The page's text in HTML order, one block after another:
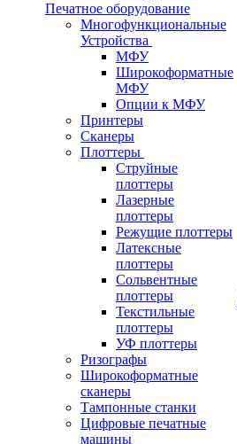
Печатное оборудование
Многофункциональные
Устройства
МФУ
Широкоформатные
МФУ
Опции к МФУ
Принтеры
Сканеры
Плоттеры
Струйные
плоттеры
Лазерные
плоттеры
Режущие плоттеры
Латексные
плоттеры
Сольвентные
плоттеры
Текстильные
плоттеры
УФ плоттеры
Ризографы
Широкоформатные
сканеры
Тампонные станки
Цифровые печатные
машины